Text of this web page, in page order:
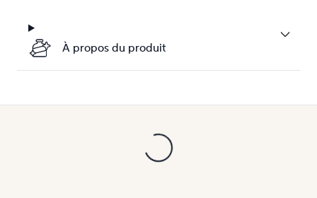
À propos du produit